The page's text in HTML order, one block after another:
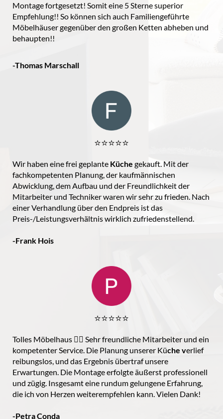
Montage fortgesetzt! Somit eine 5 Sterne superior
Empfehlung!! So können sich auch Familiengeführte
Möbelhäuser gegenüber den großen Ketten abheben und
behaupten!!
-Thomas Marschall
⭐️⭐️⭐️⭐️⭐️
Wir haben eine frei geplante Küche gekauft. Mit der
fachkompetenten Planung, der kaufmännischen
Abwicklung, dem Aufbau und der Freundlichkeit der
Mitarbeiter und Techniker waren wir sehr zu frieden. Nach
einer Verhandlung über den Endpreis ist das
Preis-/Leistungsverhältnis wirklich zufriedenstellend.
-Frank Hois
⭐️⭐️⭐️⭐️⭐️
Tolles Möbelhaus 👌🏻 Sehr freundliche Mitarbeiter und ein
kompetenter Service. Die Planung unserer Küche verlief
reibungslos, und das Ergebnis übertraf unsere
Erwartungen. Die Montage erfolgte äußerst professionell
und zügig. Insgesamt eine rundum gelungene Erfahrung,
die ich von Herzen weiterempfehlen kann. Vielen Dank!
-Petra Conda